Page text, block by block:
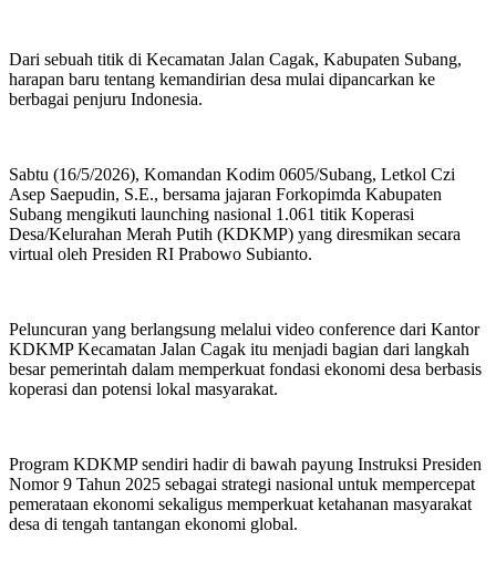
Dari sebuah titik di Kecamatan Jalan Cagak, Kabupaten Subang,
harapan baru tentang kemandirian desa mulai dipancarkan ke
berbagai penjuru Indonesia.
Sabtu (16/5/2026), Komandan Kodim 0605/Subang, Letkol Czi
Asep Saepudin, S.E., bersama jajaran Forkopimda Kabupaten
Subang mengikuti launching nasional 1.061 titik Koperasi
Desa/Kelurahan Merah Putih (KDKMP) yang diresmikan secara
virtual oleh Presiden RI Prabowo Subianto.
Peluncuran yang berlangsung melalui video conference dari Kantor
KDKMP Kecamatan Jalan Cagak itu menjadi bagian dari langkah
besar pemerintah dalam memperkuat fondasi ekonomi desa berbasis
koperasi dan potensi lokal masyarakat.
Program KDKMP sendiri hadir di bawah payung Instruksi Presiden
Nomor 9 Tahun 2025 sebagai strategi nasional untuk mempercepat
pemerataan ekonomi sekaligus memperkuat ketahanan masyarakat
desa di tengah tantangan ekonomi global.